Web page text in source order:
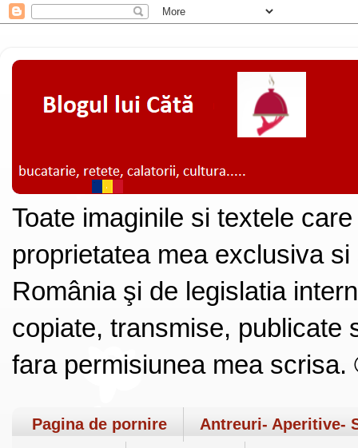
Toate imaginile si textele
proprietatea mea exclusiva
România şi de legislatia
copiate, transmise, publicate
fara permisiunea mea
Pagina de pornire
Antreuri- Aperitive-